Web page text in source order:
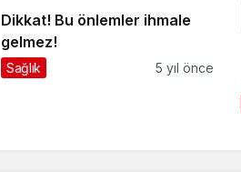
Dikkat! Bu önlemler ihmale
gelmez!
Sağlık 5 yıl önce